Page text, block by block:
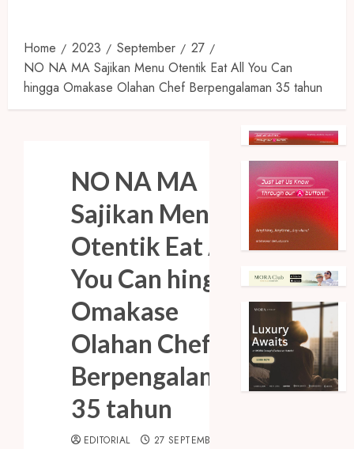
Home 2023 September
27
NO NA MA Sajikan Menu Otentik Eat All You Can
hingga Omakase Olahan Chef Berpengalaman 35 tahun
NO NA MA
Sajikan Menu
Otentik Eat All
You Can hingga
Omakase
Olahan Chef
Berpengalaman
35 tahun
EDITORIAL 27 SEPTEMBER 2023